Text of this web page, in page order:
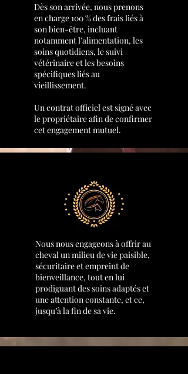
Dès son arrivée, nous prenons
en charge 100 % des frais liés à
son bien-être, incluant
notamment l’alimentation, les
soins quotidiens, le suivi
vétérinaire et les besoins
spécifiques liés au
vieillissement.
Un contrat officiel est signé avec
le propriétaire afin de confirmer
cet engagement mutuel.
Nous nous engageons à offrir au
cheval un milieu de vie paisible,
sécuritaire et empreint de
bienveillance, tout en lui
prodiguant des soins adaptés et
une attention constante, et ce,
jusqu’à la fin de sa vie.